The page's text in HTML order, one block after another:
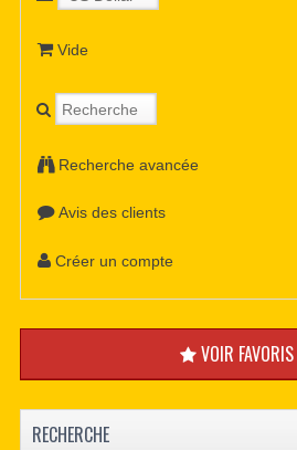
Vide
Recherche avancée
Avis des clients
Créer un compte
VOIR FAVORIS
RECHERCHE